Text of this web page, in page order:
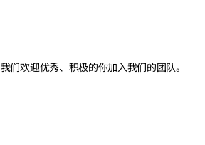
我们欢迎优秀、积极的你加入我们的团队。